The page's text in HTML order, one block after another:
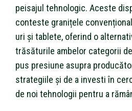
peisajul tehnologic. Aceste
conteste granițele
uri și tablete, oferind o
trăsăturile ambelor categorii
pus presiune asupra
strategiile și de a investi în
de noi tehnologii pentru a